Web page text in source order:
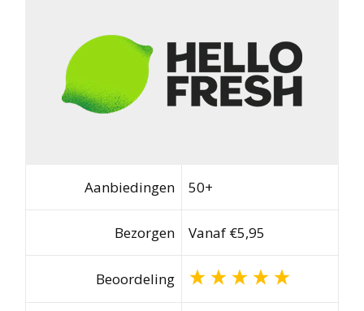
Aanbiedingen 50+
Bezorgen Vanaf €5,95
Beoordeling